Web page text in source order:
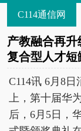
C114通信网
产教融合再
复合型人才短
C114讯 6月8
上，第十届华
后，6月5日，